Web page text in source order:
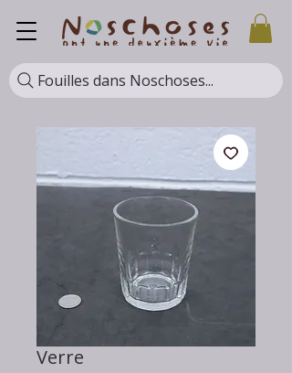
Fouilles dans Noschoses...
Verre